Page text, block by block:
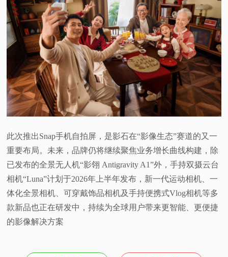
此次推出Snap手机自拍屏，是影石在“影像生态”赛道的又一
重要布局。未来，品牌仍将继续聚焦业务增长曲线构建，除
已发布的全景无人机“影翎 Antigravity A1”外，手持双摄云台
相机“Luna”计划于2026年上半年发布，新一代运动相机、一
体化全景相机、可穿戴饰品相机及手持便携式Vlog相机等多
款新品也正在研发中，持续为全球用户带来更智能、更便捷
的影像解决方案